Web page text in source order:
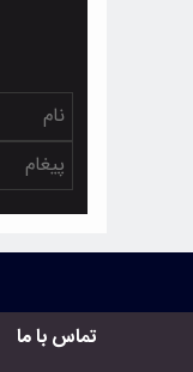
تماس با ما